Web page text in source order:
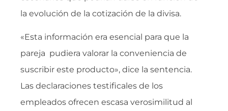
la evolución de la cotización de la divisa.
«Esta información era esencial para que la
pareja pudiera valorar la conveniencia de
suscribir este producto», dice la sentencia.
Las declaraciones testificales de los
empleados ofrecen escasa verosimilitud al